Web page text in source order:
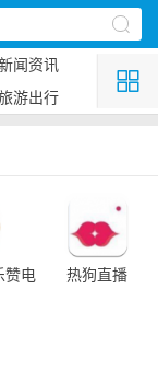
闻资讯
游出行
赞电脑手机下载）
热狗直播